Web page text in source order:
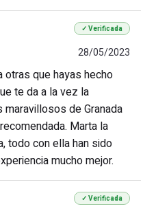
✓ Verificada
28/05/2023
otras que hayas hecho
te da a la vez la
de Granada
Marta la
todo con ella han sido
mucho mejor.
✓ Verificada